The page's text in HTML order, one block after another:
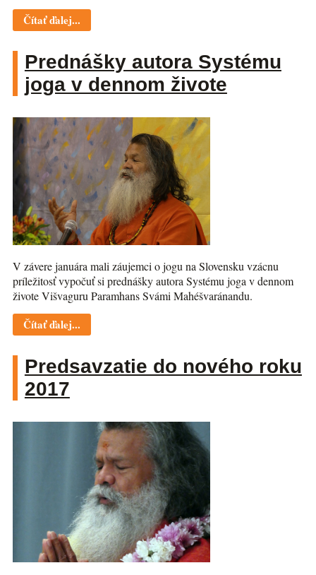
Čítať ďalej...
Prednášky autora Systému
joga v dennom živote
V závere januára mali záujemci o jogu na Slovensku vzácnu
príležitosť vypočuť si prednášky autora Systému joga v dennom
živote Višvaguru Paramhans Svámi Mahéšvaránandu.
Čítať ďalej...
Predsavzatie do nového roku
2017